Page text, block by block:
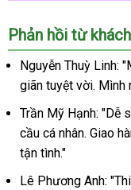
Đại
lý
Máy
bú
mút
đa
chức
năng
giá
rẻ
Phản hồi từ
Nguyễn Thuỳ Linh:
giãn tuyệt vời. Mình
Trần Mỹ Hạnh: "Dễ
cầu cá nhân. Giao
tận tình."
Lê Phương Anh: